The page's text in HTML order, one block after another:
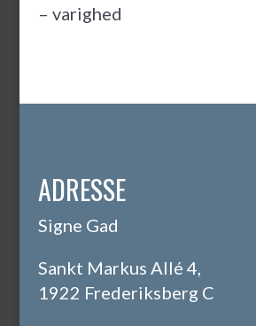
– varighed
ADRESSE
Signe Gad
Sankt Markus Allé 4,
1922 Frederiksberg C